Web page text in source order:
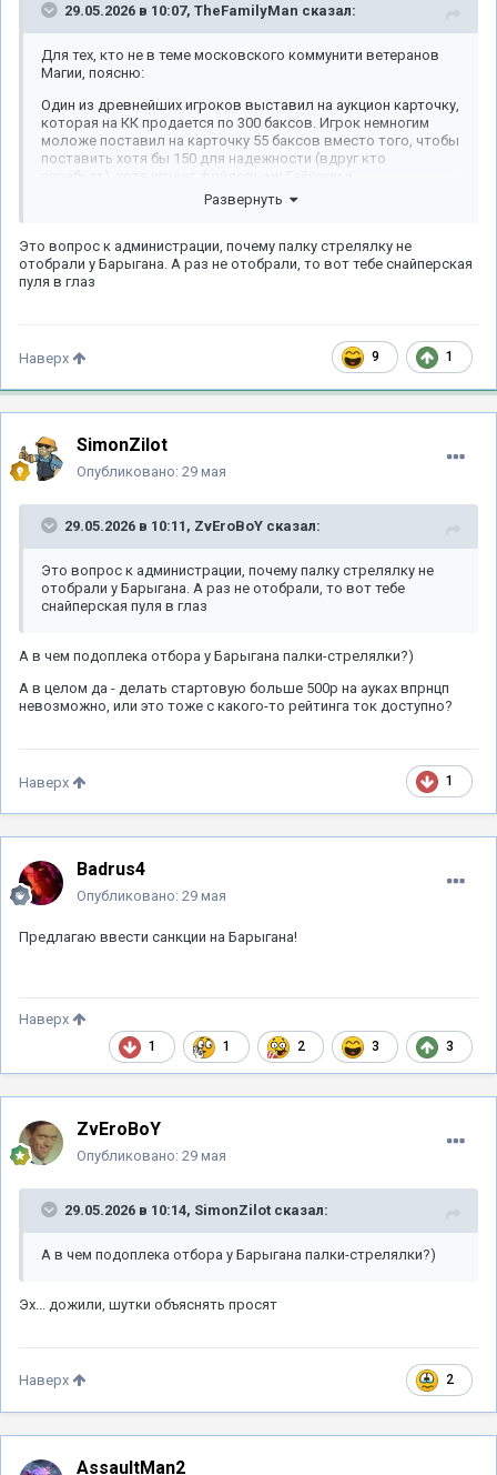
29.05.2026 в 10:07, TheFamilyMan сказал:
Для тех, кто не в теме московского коммунити ветеранов
Магии, поясню:
Один из древнейших игроков выставил на аукцион карточку,
которая на КК продается по 300 баксов. Игрок немногим
моложе поставил на карточку 55 баксов вместо того, чтобы
поставить хотя бы 150 для надежности (вдруг кто
чернобордерными дуалками. Человек-пылесос аукционов
Топдека, тоже старый проперченный годами магования
В итоге у Сола маленькая трагедия - дорогая карта ушла за
ништяк, потому что никому не нужна, у Интро маленькая
Развернуть
Это вопрос к администрации, почему палку стрелялку не
отобрали у Барыгана. А раз не отобрали, то вот тебе снайперская
пуля в глаз
9 1
Наверх
SimonZilot
Опубликовано: 29 мая
29.05.2026 в 10:11, ZvEroBoY сказал:
Это вопрос к администрации, почему палку стрелялку не
отобрали у Барыгана. А раз не отобрали, то вот тебе
снайперская пуля в глаз
А в чем подоплека отбора у Барыгана палки-стрелялки?)
А в целом да - делать стартовую больше 500р на ауках впрнцп
невозможно, или это тоже с какого-то рейтинга ток доступно?
1
Наверх
Badrus4
Опубликовано: 29 мая
Предлагаю ввести санкции на Барыгана!
1 1 2 3 3
Наверх
ZvEroBoY
Опубликовано: 29 мая
29.05.2026 в 10:14, SimonZilot сказал:
А в чем подоплека отбора у Барыгана палки-стрелялки?)
Эх... дожили, шутки объяснять просят
2
Наверх
AssaultMan2